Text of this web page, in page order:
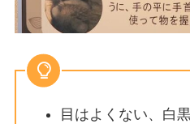
目はよくない、白